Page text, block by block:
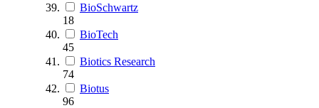
BioSchwartz
18
BioTech
45
Biotics Research
74
Biotus
96